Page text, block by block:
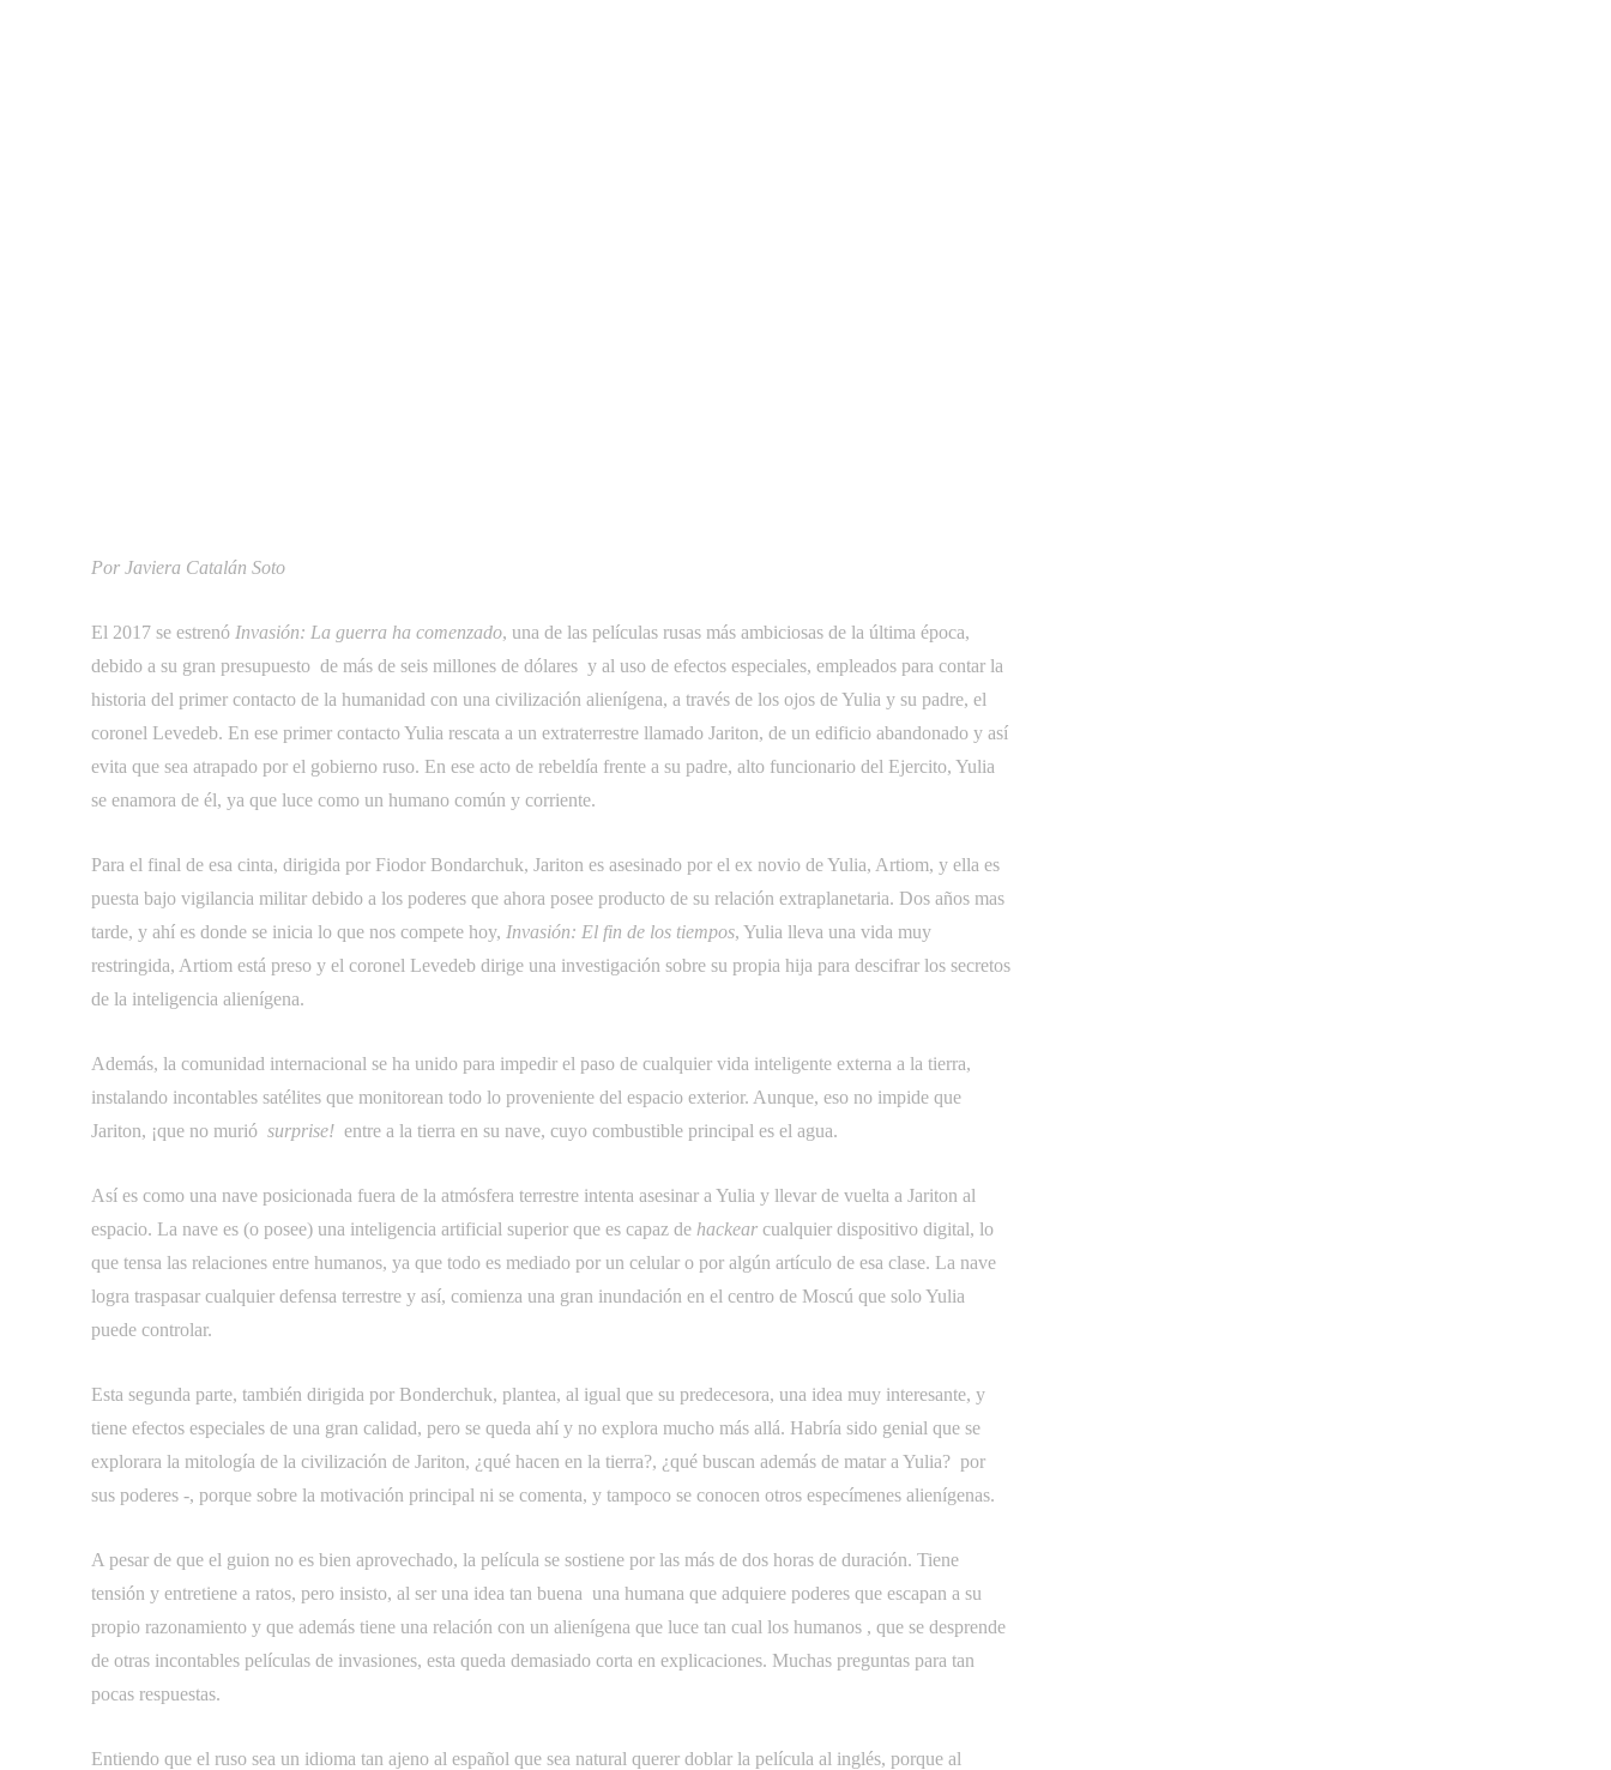
Por Javiera Catalán Soto
El 2017 se estrenó Invasión: La guerra ha comenzado, una de las películas rusas más ambiciosas de la última época,
debido a su gran presupuesto  de más de seis millones de dólares  y al uso de efectos especiales, empleados para contar la
historia del primer contacto de la humanidad con una civilización alienígena, a través de los ojos de Yulia y su padre, el
coronel Levedeb. En ese primer contacto Yulia rescata a un extraterrestre llamado Jariton, de un edificio abandonado y así
evita que sea atrapado por el gobierno ruso. En ese acto de rebeldía frente a su padre, alto funcionario del Ejercito, Yulia
se enamora de él, ya que luce como un humano común y corriente.
Para el final de esa cinta, dirigida por Fiodor Bondarchuk, Jariton es asesinado por el ex novio de Yulia, Artiom, y ella es
puesta bajo vigilancia militar debido a los poderes que ahora posee producto de su relación extraplanetaria. Dos años mas
tarde, y ahí es donde se inicia lo que nos compete hoy, Invasión: El fin de los tiempos, Yulia lleva una vida muy
restringida, Artiom está preso y el coronel Levedeb dirige una investigación sobre su propia hija para descifrar los secretos
de la inteligencia alienígena.
Además, la comunidad internacional se ha unido para impedir el paso de cualquier vida inteligente externa a la tierra,
instalando incontables satélites que monitorean todo lo proveniente del espacio exterior. Aunque, eso no impide que
Jariton, ¡que no murió  surprise!  entre a la tierra en su nave, cuyo combustible principal es el agua.
Así es como una nave posicionada fuera de la atmósfera terrestre intenta asesinar a Yulia y llevar de vuelta a Jariton al
espacio. La nave es (o posee) una inteligencia artificial superior que es capaz de hackear cualquier dispositivo digital, lo
que tensa las relaciones entre humanos, ya que todo es mediado por un celular o por algún artículo de esa clase. La nave
logra traspasar cualquier defensa terrestre y así, comienza una gran inundación en el centro de Moscú que solo Yulia
puede controlar.
Esta segunda parte, también dirigida por Bonderchuk, plantea, al igual que su predecesora, una idea muy interesante, y
tiene efectos especiales de una gran calidad, pero se queda ahí y no explora mucho más allá. Habría sido genial que se
explorara la mitología de la civilización de Jariton, ¿qué hacen en la tierra?, ¿qué buscan además de matar a Yulia?  por
sus poderes -, porque sobre la motivación principal ni se comenta, y tampoco se conocen otros especímenes alienígenas.
A pesar de que el guion no es bien aprovechado, la película se sostiene por las más de dos horas de duración. Tiene
tensión y entretiene a ratos, pero insisto, al ser una idea tan buena  una humana que adquiere poderes que escapan a su
propio razonamiento y que además tiene una relación con un alienígena que luce tan cual los humanos , que se desprende
de otras incontables películas de invasiones, esta queda demasiado corta en explicaciones. Muchas preguntas para tan
pocas respuestas.
Entiendo que el ruso sea un idioma tan ajeno al español que sea natural querer doblar la película al inglés, porque al